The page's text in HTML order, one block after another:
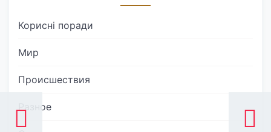
Корисні поради
Мир
Происшествия
Разное